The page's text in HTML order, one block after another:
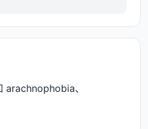
arachnophobia、